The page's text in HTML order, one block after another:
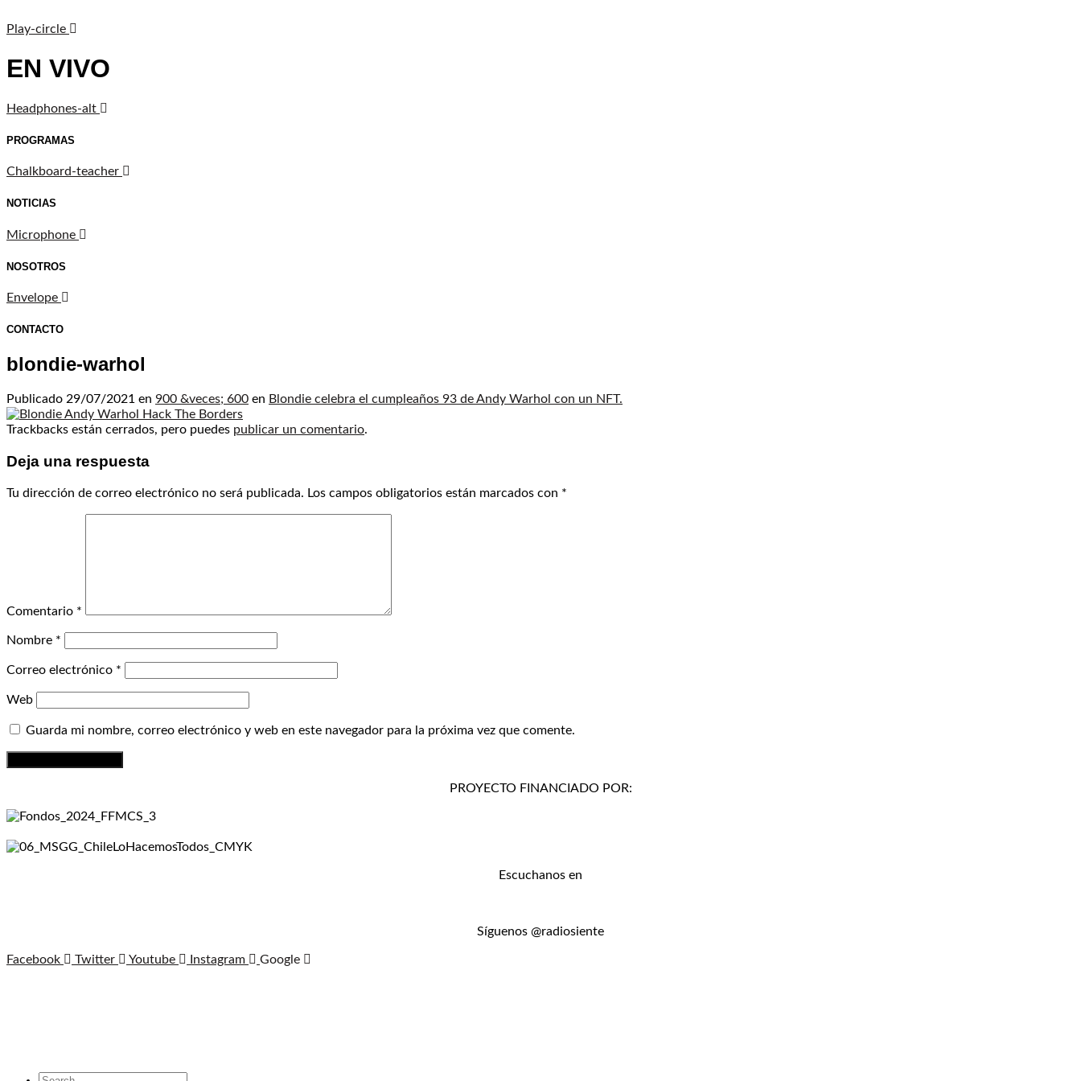
Play-circle
EN VIVO
Headphones-alt
PROGRAMAS
Chalkboard-teacher
NOTICIAS
Microphone
NOSOTROS
Envelope
CONTACTO
blondie-warhol
Publicado 29/07/2021 en 900 &veces; 600 en Blondie celebra el cumpleaños 93 de Andy Warhol con un NFT.
Trackbacks están cerrados, pero puedes publicar un comentario.
Deja una respuesta
Tu dirección de correo electrónico no será publicada. Los campos obligatorios están marcados con *
Comentario *
Nombre *
Correo electrónico *
Web
Guarda mi nombre, correo electrónico y web en este navegador para la próxima vez que comente.
PROYECTO FINANCIADO POR:
Escuchanos en
Síguenos @radiosiente
Facebook Twitter Youtube Instagram Google